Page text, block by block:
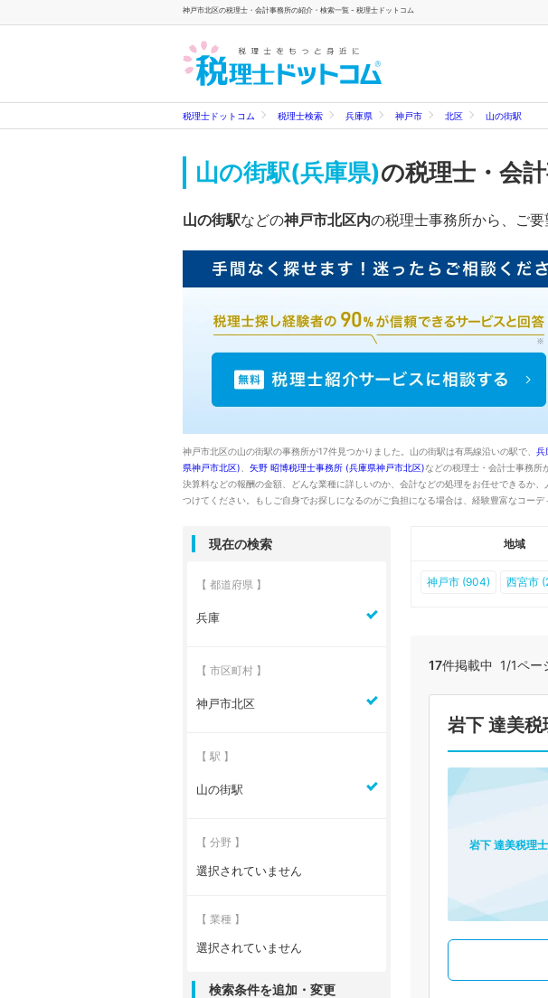
神戸市北区の税理士・会計事務所の紹介・検索一覧 - 税理士ドットコム
税理士ドットコム 税理士検索 兵庫県 神戸市 北区 山の街駅
山の街駅(兵庫県)の税理士・会
山の街駅などの神戸市北区内の税理士事務所から、ご要
神戸市北区の山の街駅の事務所が17件見つかりました。山の街駅は有馬線沿いの駅で、 兵
県神戸市北区)
矢野 昭博税理士事務所 (兵庫県神戸市北区)などの税理士・会計士事務所
決算料などの報酬の金額、どんな業種に詳しいのか、会計などの処理をお任せできるか
つけてください。もしご自身でお探しになるのがご負担になる場合は、経験豊富なコー
地域
神戸市 (904) 西宮市
17件掲載中 1/1ペー
岩下 達美
岩下 達美税理
現在の検索
【 都道府県 】
兵庫
【 市区町村 】
神戸市北区
【 駅 】
山の街駅
【 分野 】
選択されていません
【 業種 】
選択されていません
検索条件を追加・変更